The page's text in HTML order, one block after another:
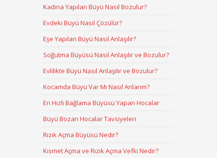
Kadına Yapılan Büyü Nasıl Bozulur?
Evdeki Büyü Nasıl Çözülür?
Eşe Yapılan Büyü Nasıl Anlaşılır?
Soğutma Büyüsü Nasıl Anlaşılır ve Bozulur?
Evlilikte Büyü Nasıl Anlaşılır ve Bozulur?
Kocamda Büyü Var Mı Nasıl Anlarım?
En Hızlı Bağlama Büyüsü Yapan Hocalar
Büyü Bozan Hocalar Tavsiyeleri
Rızık Açma Büyüsü Nedir?
Kısmet Açma ve Rızık Açma Vefki Nedir?